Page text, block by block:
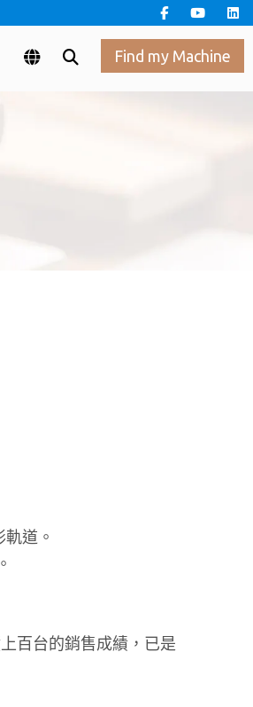
Find my Machine
道。
百台的銷售成績，已是